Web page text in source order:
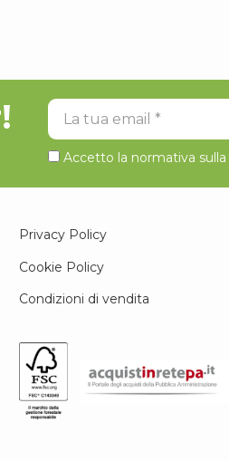
La tua email
Accetto la normativa sulla
Privacy Policy
Cookie Policy
Condizioni di vendita